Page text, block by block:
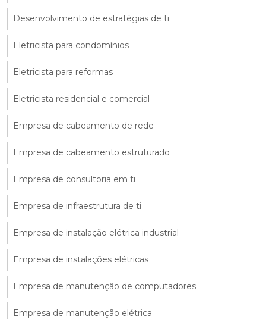
Desenvolvimento de estratégias de ti
Eletricista para condomínios
Eletricista para reformas
Eletricista residencial e comercial
Empresa de cabeamento de rede
Empresa de cabeamento estruturado
Empresa de consultoria em ti
Empresa de infraestrutura de ti
Empresa de instalação elétrica industrial
Empresa de instalações elétricas
Empresa de manutenção de computadores
Empresa de manutenção elétrica